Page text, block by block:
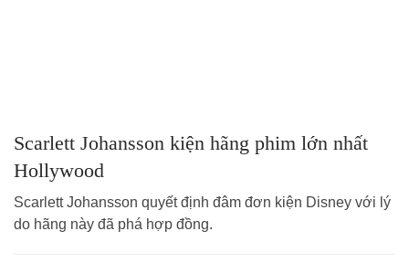
Scarlett Johansson kiện hãng phim lớn nhất
Hollywood
Scarlett Johansson quyết định đâm đơn kiện Disney với lý
do hãng này đã phá hợp đồng.